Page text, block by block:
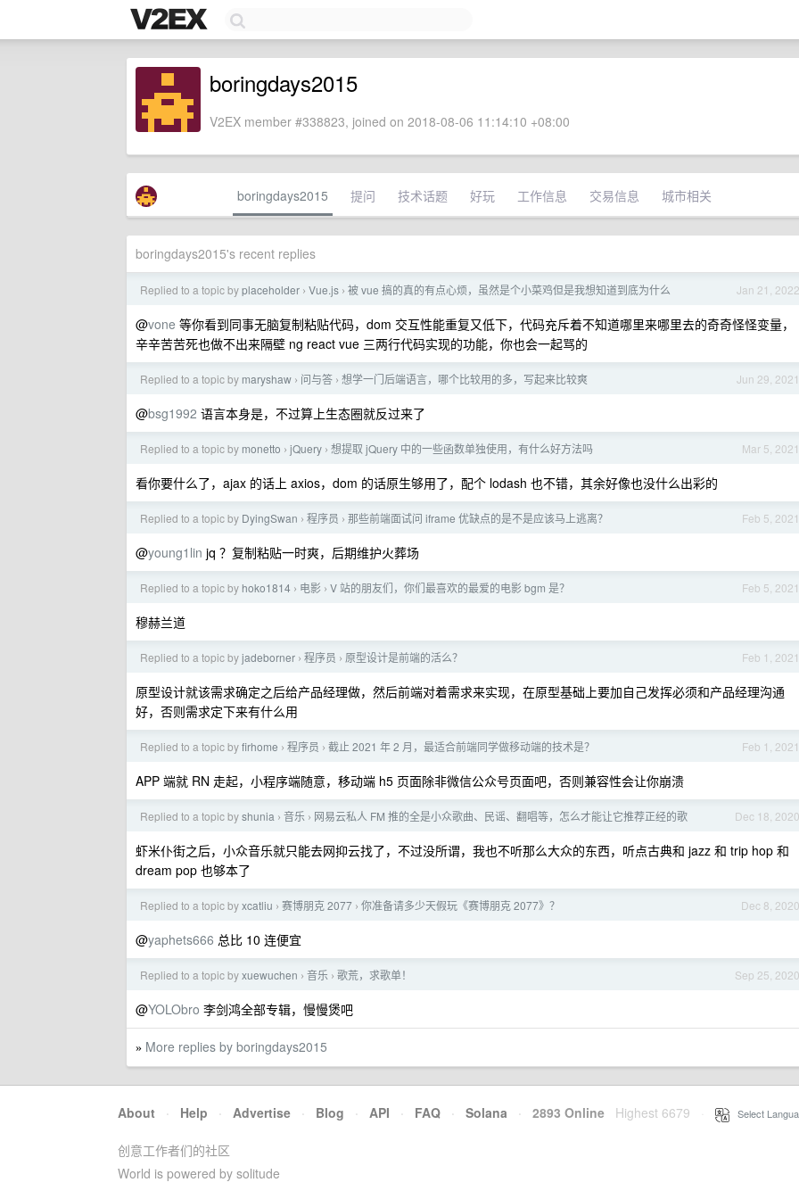
boringdays2015
V2EX member #338823, joined on 2018-08-06 11:14:10 +08:00
boringdays2015 提问 技术话题 好玩 工作信息 交易信息 城市相关
boringdays2015's recent replies
Jan 21, 2022
Replied to a topic byplaceholder › Vue.js › 被 vue 搞的真的有点心烦，虽然是个小菜鸡但是我想知道到底为什么
@vone 等你看到同事无脑复制粘贴代码，dom 交互性能重复又低下，代码充斥着不知道哪里来哪里去的奇奇怪怪变量，
辛辛苦苦死也做不出来隔壁 ng react vue 三两行代码实现的功能，你也会一起骂的
Jun 29, 2021
Replied to a topic by maryshaw › 问与答 › 想学一门后端语言，哪个比较用的多，写起来比较爽
@bsg1992 语言本身是，不过算上生态圈就反过来了
Mar 5, 2021
Replied to a topic by monetto › jQuery › 想提取 jQuery 中的一些函数单独使用，有什么好方法吗
看你要什么了，ajax 的话上 axios，dom 的话原生够用了，配个 lodash 也不错，其余好像也没什么出彩的
Feb 5, 2021
Replied to a topic by DyingSwan › 程序员 › 那些前端面试问 iframe 优缺点的是不是应该马上逃离？
@young1lin jq ？复制粘贴一时爽，后期维护火葬场
Feb 5, 2021
Replied to a topic by hoko1814 › 电影 › V 站的朋友们，你们最喜欢的最爱的电影 bgm 是？
穆赫兰道
Feb 1, 2021
Replied to a topic byjadeborner › 程序员 › 原型设计是前端的活么？
原型设计就该需求确定之后给产品经理做，然后前端对着需求来实现，在原型基础上要加自己发挥必须和产品经理沟通
好，否则需求定下来有什么用
Feb 1, 2021
Replied to a topic byfirhome › 程序员 › 截止 2021 年 2 月，最适合前端同学做移动端的技术是？
APP 端就 RN 走起，小程序端随意，移动端 h5 页面除非微信公众号页面吧，否则兼容性会让你崩溃
Dec 18, 2020
Replied to a topic byshunia › 音乐 › 网易云私人 FM 推的全是小众歌曲、民谣、翻唱等，怎么才能让它推荐正经的歌
虾米仆街之后，小众音乐就只能去网抑云找了，不过没所谓，我也不听那么大众的东西，听点古典和 jazz 和 trip hop 和
dream pop 也够本了
Dec 8, 2020
Replied to a topic byxcatliu › 赛博朋克 2077 › 你准备请多少天假玩《赛博朋克 2077》？
@yaphets666 总比 10 连便宜
Sep 25, 2020
Replied to a topic byxuewuchen › 音乐 › 歌荒，求歌单！
@YOLObro 李剑鸿全部专辑，慢慢煲吧
» More replies by boringdays2015
About · Help · Advertise · Blog · API · FAQ · Solana · 2893 Online Highest 6679 Select
创意工作者们的社区
World is powered by solitude